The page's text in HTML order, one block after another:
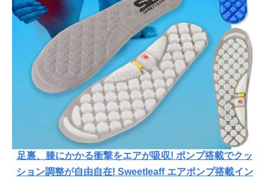
足裏、膝にかかる衝撃をエアが吸収! ポンプ搭載でクッ
ション調整が自由自在! Sweetleaff エアポンプ搭載イン